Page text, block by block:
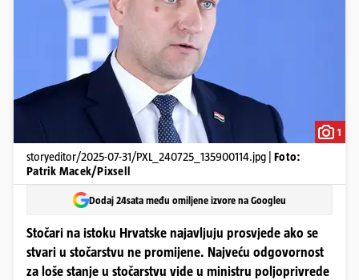
1
storyeditor/2025-07-31/PXL_240725_135900114.jpg | Foto:
Patrik Macek/Pixsell
Dodaj 24sata među omiljene izvore na Googleu
Stočari na istoku Hrvatske najavljuju prosvjede ako se
stvari u stočarstvu ne promijene. Najveću odgovornost
za loše stanje u stočarstvu vide u ministru poljoprivrede